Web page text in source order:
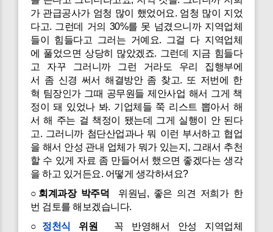
가 관급공사가 엄청 많이 했었어요. 엄청 많이 지었
다고. 그런데 거의 30%를 못 넘겼으니까 지역업체
들이 힘들다고 그러는 거예요. 그걸 다 지역업체
에 풀었으면 상당히 많았겠죠. 그런데 지금 힘들다
고 자꾸 그러니까 그런 거라도 우리 집행부에
서 좀 신경 써서 해결방안 좀 찾고. 또 저번에 한
혁 팀장인가 그때 공무원들 제안사업 해서 그게 책
정이 돼 있었나 봐. 기업체들 쭉 리스트 뽑아서 해
서 해 주는 걸 책정이 됐는데 그게 실행이 안 된다
고. 그러니까 첨단산업과나 뭐 이런 부서하고 협업
을 해서 안성 관내 업체가 뭐가 있는지, 그래서 추천
할 수 있게 자료 좀 만들어서 했으면 좋겠다는 생각
을 하고 있거든요. 어떻게 생각하셔요?
○회계과장 박주덕 위원님, 좋은 의견 저희가 한
번 검토를 해보겠습니다.
○ 정천식 위원
꼭 반영해서 안성 지역업체